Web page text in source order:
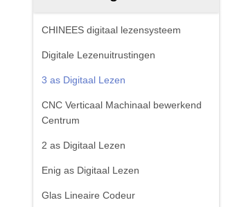
CHINEES digitaal lezensysteem
Digitale Lezenuitrustingen
3 as Digitaal Lezen
CNC Verticaal Machinaal bewerkend
Centrum
2 as Digitaal Lezen
Enig as Digitaal Lezen
Glas Lineaire Codeur